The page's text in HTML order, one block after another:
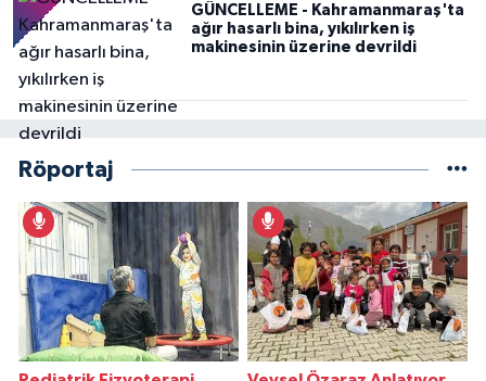
GÜNCELLEME - Kahramanmaraş'ta
ağır hasarlı bina, yıkılırken iş
makinesinin üzerine devrildi
Röportaj